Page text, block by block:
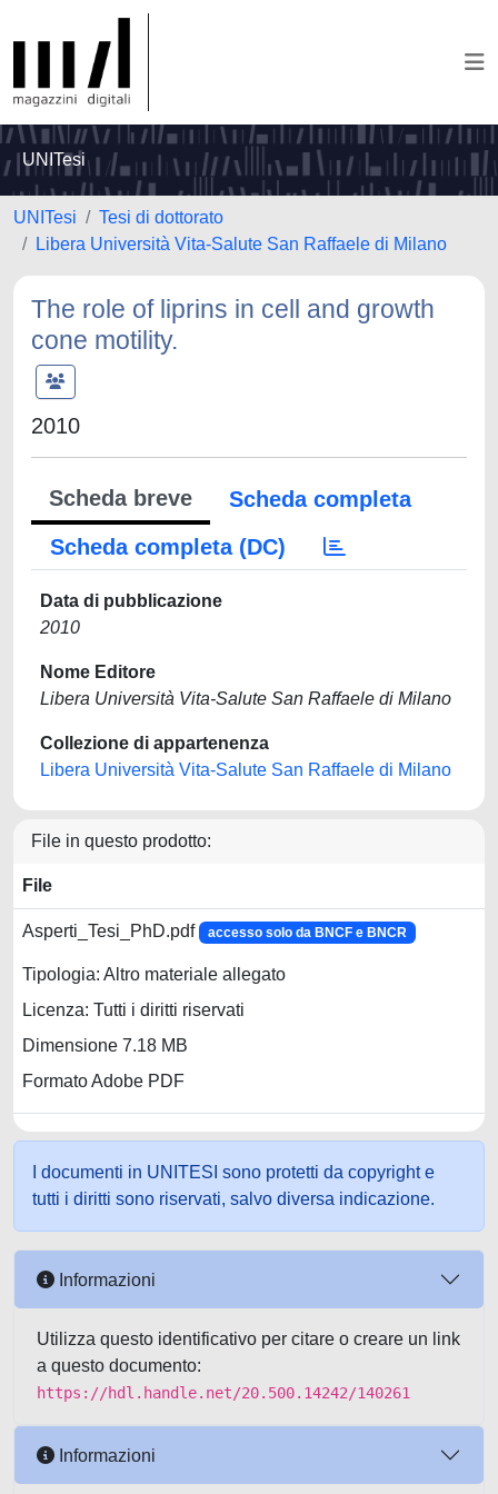
UNITesi
UNITesi
Tesi di dottorato
Libera Università Vita-Salute San Raffaele di Milano
The role of liprins in cell and growth
cone motility.
2010
Scheda breve
Scheda completa
Scheda completa (DC)
Data di pubblicazione
2010
Nome Editore
Libera Università Vita-Salute San Raffaele di Milano
Collezione di appartenenza
Libera Università Vita-Salute San Raffaele di Milano
File in questo prodotto:
File
Asperti_Tesi_PhD.pdf accesso solo da BNCF e BNCR
Tipologia: Altro materiale allegato
Licenza: Tutti i diritti riservati
Dimensione 7.18 MB
Formato Adobe PDF
I documenti in UNITESI sono protetti da copyright e
tutti i diritti sono riservati, salvo diversa indicazione.
Informazioni
Utilizza questo identificativo per citare o creare un link
a questo documento:
https://hdl.handle.net/20.500.14242/140261
Informazioni